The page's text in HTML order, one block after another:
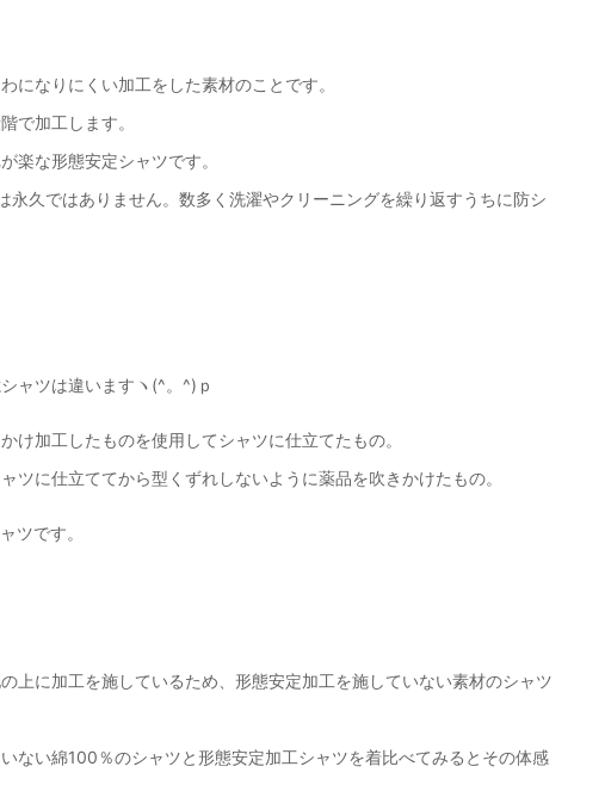
になりにくい加工をした素材のことです。
で加工します。
楽な形態安定シャツです。
永久ではありません。数多く洗濯やクリーニングを繰り返すうちに防シ
ャツは違いますヽ(^。^)ｐ
け加工したものを使用してシャツに仕立てたもの。
ツに仕立ててから型くずれしないように薬品を吹きかけたもの。
ツです。
上に加工を施しているため、形態安定加工を施していない素材のシャツ
ない綿100％のシャツと形態安定加工シャツを着比べてみるとその体感